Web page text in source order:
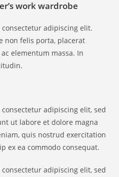
work wardrobe
adipiscing elit.
non felis porta, placerat
elementum massa. In
adipiscing elit, sed
ut labore et dolore magna
quis nostrud exercitation
ex ea commodo consequat.
adipiscing elit, sed